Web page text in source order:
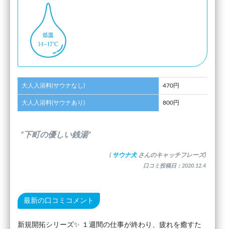
大人入浴料(サウナなし) 470円
大人入浴料(サウナあり) 800円
”下町の優しい銭湯”
( サウナ犬 さんのキャッチフレーズ)
口コミ投稿日：2020.12.4
最新の口コミコメント
新規開拓シリーズ✨ １週間の仕事が終わり、疲れを癒すた